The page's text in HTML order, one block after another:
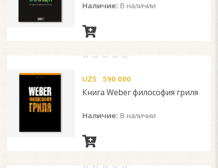
Наличие: В наличии
of
UZS 590 000
Книга Weber философия гриля
Наличие: В наличии